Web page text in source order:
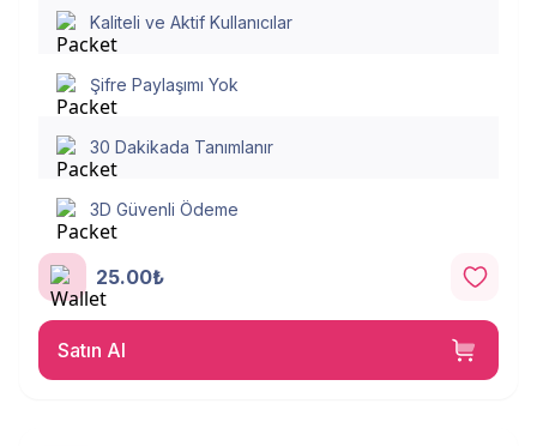
Kaliteli ve Aktif Kullanıcılar
Şifre Paylaşımı Yok
30 Dakikada Tanımlanır
3D Güvenli Ödeme
25.00₺
Satın Al